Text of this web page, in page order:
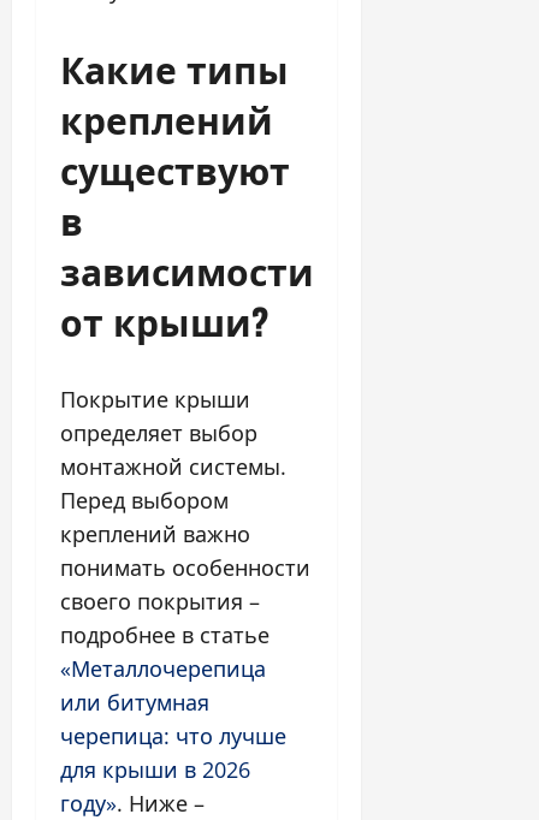
Какие типы
креплений
существуют
в
зависимости
от крыши?
Покрытие крыши
определяет выбор
монтажной системы.
Перед выбором
креплений важно
понимать особенности
своего покрытия –
подробнее в статье
«Металлочерепица
или битумная
черепица: что лучше
для крыши в 2026
году». Ниже –